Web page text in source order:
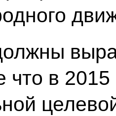
что в 2015